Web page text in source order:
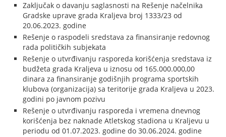
Zaključak o davanju saglasnosti na Rešenje načelnika
Gradske uprave grada Kraljeva broj 1333/23 od
20.06.2023. godine
Rešenje o raspodeli sredstava za finansiranje redovnog
rada političkih subjekata
Rešenje o utvrđivanju rasporeda korišćenja sredstava iz
budžeta grada Kraljeva u iznosu od 165.000.000,00
dinara za finansiranje godišnjih programa sportskih
klubova (organizacija) sa teritorije grada Kraljeva u 2023.
godini po javnom pozivu
Rešenje o utvrđivanju rasporeda i vremena dnevnog
korišćenja bez naknade Atletskog stadiona u Kraljevu u
periodu od 01.07.2023. godine do 30.06.2024. godine